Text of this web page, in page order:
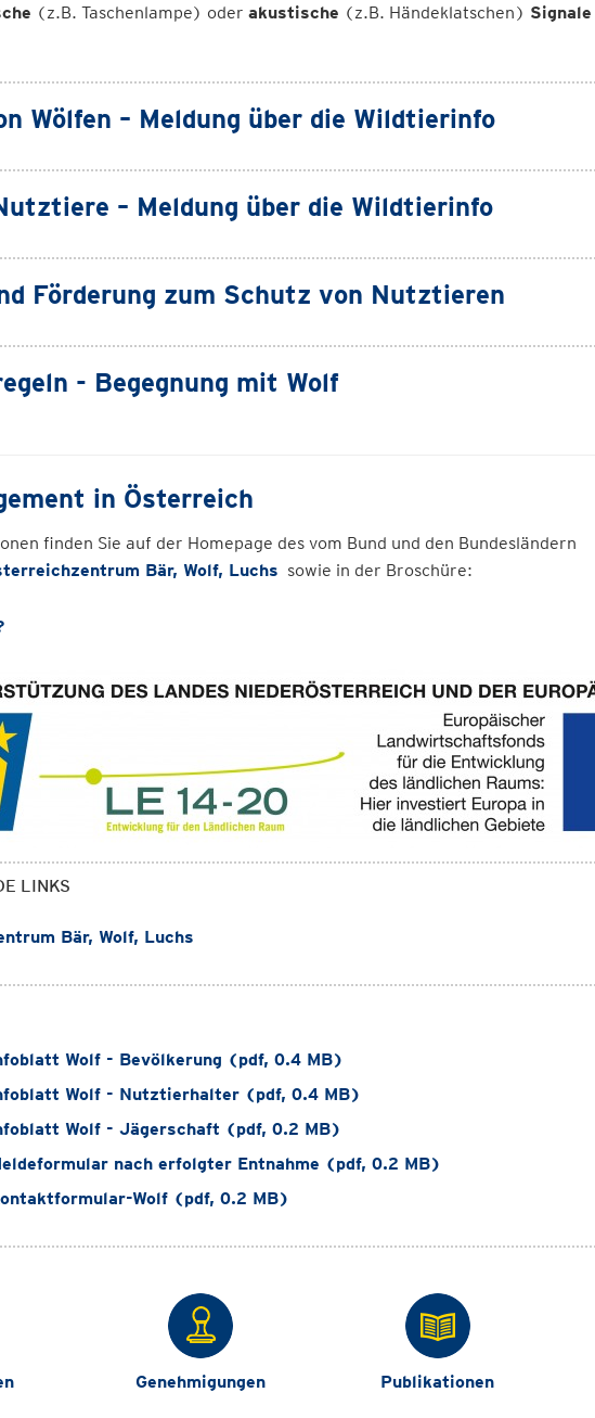
(z.B. Taschenlampe) oder akustische (z.B. Händeklatschen) Signale
Wölfen – Meldung über die Wildtierinfo
– Meldung über die Wildtierinfo
Förderung zum Schutz von Nutztieren
- Begegnung mit Wolf
in Österreich
finden Sie auf der Homepage des vom Bund und den Bundesländern
Bär, Wolf, Luchs sowie in der Broschüre:
LINKS
Bär, Wolf, Luchs
Wolf - Bevölkerung (pdf, 0.4 MB)
Wolf - Nutztierhalter (pdf, 0.4 MB)
Wolf - Jägerschaft (pdf, 0.2 MB)
nach erfolgter Entnahme (pdf, 0.2 MB)
Wolf (pdf, 0.2 MB)
Genehmigungen Publikationen